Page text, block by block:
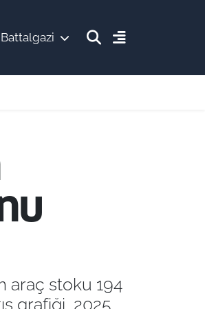
Battalgazi
araç stoku 194
grafiği, 2025